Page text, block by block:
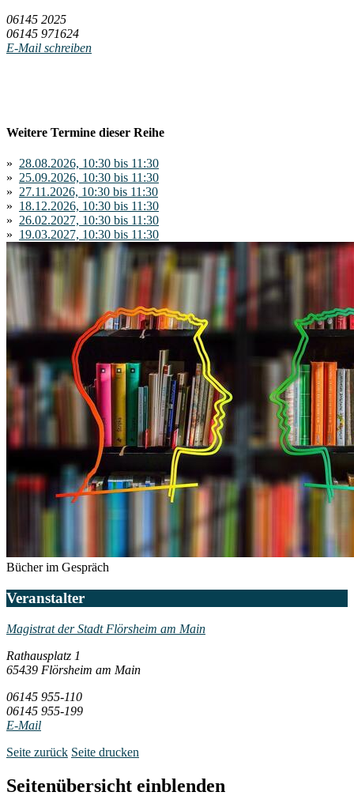
06145 2025
06145 971624
E-Mail schreiben
Weitere Termine dieser Reihe
» 28.08.2026, 10:30 bis 11:30
» 25.09.2026, 10:30 bis 11:30
» 27.11.2026, 10:30 bis 11:30
» 18.12.2026, 10:30 bis 11:30
» 26.02.2027, 10:30 bis 11:30
» 19.03.2027, 10:30 bis 11:30
Bücher im Gespräch
Veranstalter
Magistrat der Stadt Flörsheim am Main
Rathausplatz 1
65439 Flörsheim am Main
06145 955-110
06145 955-199
E-Mail
Seite zurück Seite drucken
Seitenübersicht einblenden